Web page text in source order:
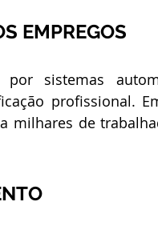
EMPREGOS
sistemas
profissional.
milhares de